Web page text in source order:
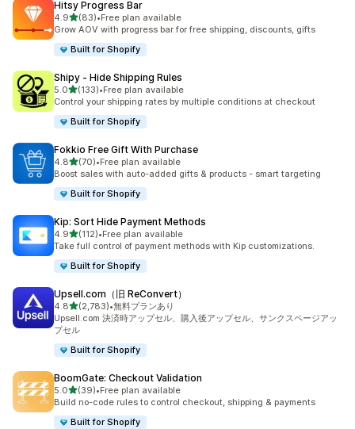
Hitsy Progress Bar
4.95つ星中
(83)
合計レビュー数：83件
•Free plan available
Grow AOV with progress bar for free shipping, discounts, gifts
Built for Shopify
Shipy ‑ Hide Shipping Rules
5.05つ星中
(133)
合計レビュー数：133件
•Free plan available
Control your shipping rates by multiple conditions at checkout
Built for Shopify
Fokkio Free Gift With Purchase
4.85つ星中
(70)
合計レビュー数：70件
•Free plan available
Boost sales with auto-added gifts & products - smart targeting
Built for Shopify
Kip: Sort Hide Payment Methods
4.95つ星中
(112)
合計レビュー数：112件
•Free plan available
Take full control of payment methods with Kip customizations.
Built for Shopify
Upsell.com（旧 ReConvert）
4.85つ星中
(2,783)
合計レビュー数：2783件
•無料プランあり
Upsell.com 決済時アップセル、購入後アップセル、サンクスページアッ
プセル
Built for Shopify
BoomGate: Checkout Validation
5.05つ星中
(39)
合計レビュー数：39件
•Free plan available
Build no-code rules to control checkout, shipping & payments
Built for Shopify